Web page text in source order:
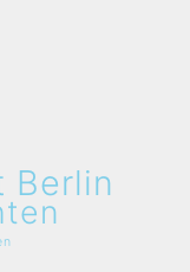
Berlin